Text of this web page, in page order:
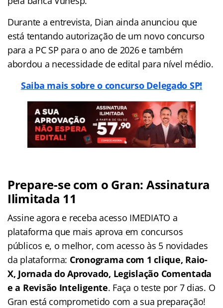
Durante a entrevista, Dian ainda anunciou que
está tentando autorização de um novo concurso
para a PC SP para o ano de 2026 e também
abordou a necessidade de edital para nível médio.
Saiba mais sobre o concurso Delegado SP!
Prepare-se com o Gran: Assinatura
Ilimitada 11
Assine agora e receba acesso IMEDIATO a
plataforma que mais aprova em concursos
públicos e, o melhor, com acesso às 5 novidades
da plataforma: Cronograma com 1 clique, Raio-
X, Jornada do Aprovado, Legislação Comentada
e a Revisão Inteligente. Faça o teste por 7 dias. O
Gran está comprometido com a sua preparação!